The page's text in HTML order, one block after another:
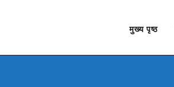
मुख्य पृष्ठ